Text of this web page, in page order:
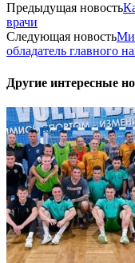
Предыдущая новость
врачи
Следующая новость
обладатель главного
Другие интересные